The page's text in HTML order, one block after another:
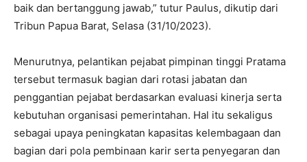
baik dan bertanggung jawab,” tutur Paulus, dikutip dari
Tribun Papua Barat, Selasa (31/10/2023).
Menurutnya, pelantikan pejabat pimpinan tinggi Pratama
tersebut termasuk bagian dari rotasi jabatan dan
penggantian pejabat berdasarkan evaluasi kinerja serta
kebutuhan organisasi pemerintahan. Hal itu sekaligus
sebagai upaya peningkatan kapasitas kelembagaan dan
bagian dari pola pembinaan karir serta penyegaran dan